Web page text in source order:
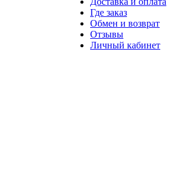
Где заказ
Обмен и возврат
Отзывы
Личный кабинет